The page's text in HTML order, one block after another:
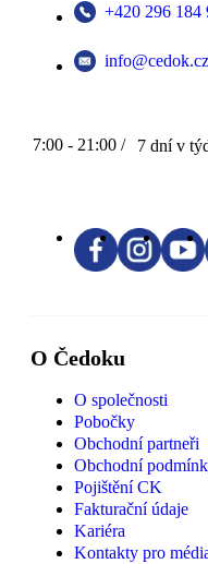
+420 296 184
info@cedok.cz
7:00 - 21:00 / 7 dní v
O Čedoku
O společnosti
Pobočky
Obchodní partneři
Obchodní
Pojištění CK
Fakturační údaje
Kariéra
Kontakty pro